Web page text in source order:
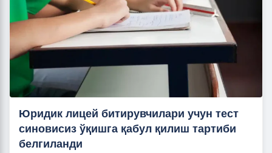
Юридик лицей битирувчилари учун тест
синовисиз ўқишга қабул қилиш тартиби
белгиланди